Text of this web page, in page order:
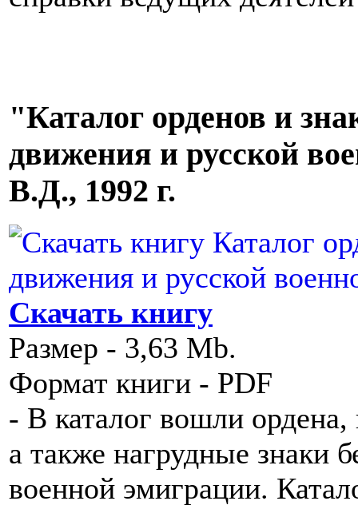
"Каталог орденов и
движения и русской
В.Д., 1992 г.
Скачать книгу
Размер - 3,63 Mb.
Формат книги - PDF
- В каталог вошли
а также нагрудные знаки
военной эмиграции.